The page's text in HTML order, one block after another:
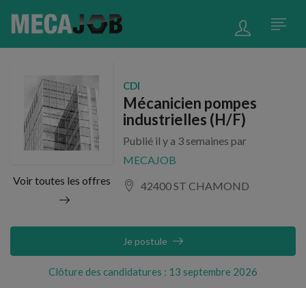
Voir toutes les offres
CDI
Mécanicien pompes
industrielles (H/F)
Publié il y a 3 semaines par
MECAJOB
42400 ST CHAMOND
Clôture des candidatures : 13 septembre 2026
Je postule